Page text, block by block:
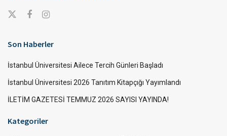
Son Haberler
İstanbul Üniversitesi Ailece Tercih Günleri Başladı
İstanbul Üniversitesi 2026 Tanıtım Kitapçığı Yayımlandı
İLETİM GAZETESİ TEMMUZ 2026 SAYISI YAYINDA!
Kategoriler